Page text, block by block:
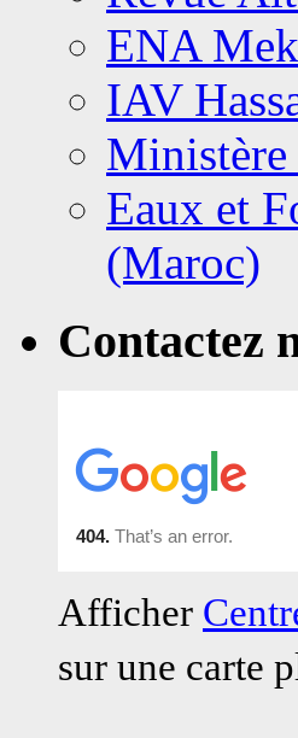
ENA
IAV
Ministère
Eaux et
(Maroc)
Contactez
Afficher
sur une carte